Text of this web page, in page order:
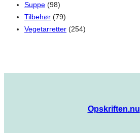
Suppe (98)
Tilbehør (79)
Vegetarretter (254)
Opskriften.nu